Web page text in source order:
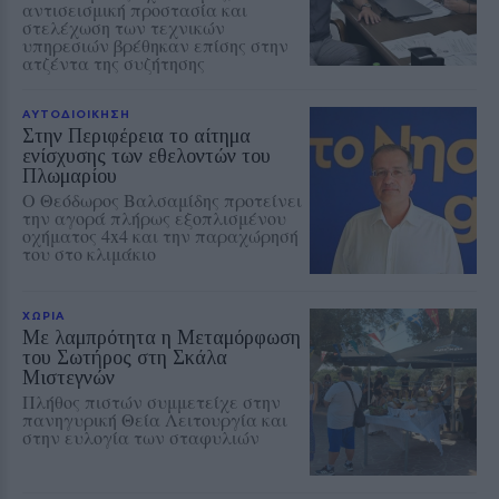
αντισεισμική προστασία και
στελέχωση των τεχνικών
υπηρεσιών βρέθηκαν επίσης στην
ατζέντα της συζήτησης
ΑΥΤΟΔΙΟΙΚΗΣΗ
Στην Περιφέρεια το αίτημα
ενίσχυσης των εθελοντών του
Πλωμαρίου
Ο Θεόδωρος Βαλσαμίδης προτείνει
την αγορά πλήρως εξοπλισμένου
οχήματος 4x4 και την παραχώρησή
του στο κλιμάκιο
ΧΩΡΙΑ
Με λαμπρότητα η Μεταμόρφωση
του Σωτήρος στη Σκάλα
Μιστεγνών
Πλήθος πιστών συμμετείχε στην
πανηγυρική Θεία Λειτουργία και
στην ευλογία των σταφυλιών